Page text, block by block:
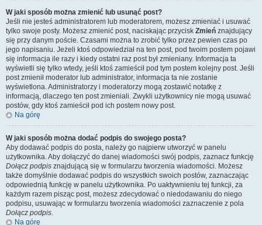
W jaki sposób można zmienić lub usunąć post?
Jeśli nie jesteś administratorem lub moderatorem, możesz zmieniać i usuwać
tylko swoje posty. Możesz zmienić post, naciskając przycisk Zmień znajdujący
się przy danym poście. Czasami można to zrobić tylko przez pewien czas po
jego napisaniu. Jeżeli ktoś odpowiedział na ten post, pod twoim postem pojawi
się informacja ile razy i kiedy ostatni raz post był zmieniany. Informacja ta
wyświetli się tylko wtedy, jeśli ktoś zamieścił pod tym postem kolejny post. Jeśli
post zmienił moderator lub administrator, informacja ta nie zostanie
wyświetlona. Administratorzy i moderatorzy mogą zostawić notatkę z
informacją, dlaczego ten post zmieniali. Zwykli użytkownicy nie mogą usuwać
postów, gdy ktoś zamieścił pod ich postem nowy post.
Na górę
W jaki sposób można dodać podpis do swojego posta?
Aby dodawać podpis do posta, należy go najpierw utworzyć w panelu
użytkownika. Aby dołączyć do danej wiadomości swój podpis, zaznacz funkcję
Dołącz podpis znajdującą się w formularzu tworzenia wiadomości. Możesz
także domyślnie dodawać podpis do wszystkich swoich postów, zaznaczając
odpowiednią funkcję w panelu użytkownika. Po uaktywnieniu tej funkcji, za
każdym razem pisząc post, możesz zdecydować o niedodawaniu do niego
podpisu, usuwając w formularzu tworzenia wiadomości zaznaczenie z pola
Dołącz podpis.
Na górę